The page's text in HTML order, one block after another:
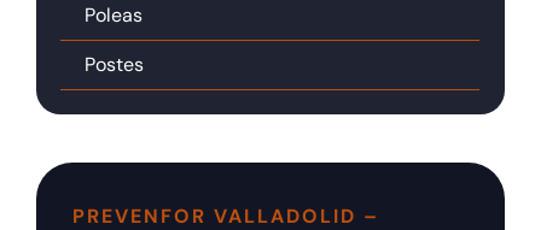
Poleas
Postes
PREVENFOR VALLADOLID –